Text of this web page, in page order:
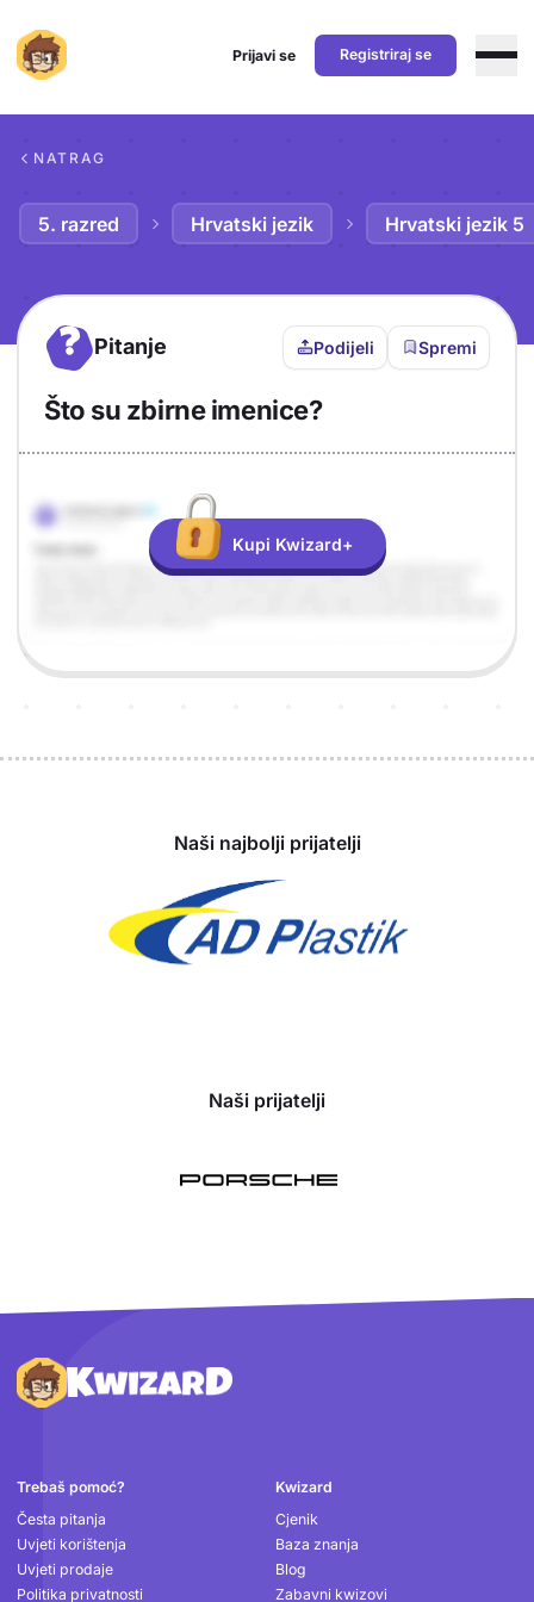
Prijavi se Registriraj se
NATRAG
5. razred Hrvatski jezik Hrvatski jezik 5
? Pitanje Podijeli Spremi
Što su zbirne imenice?
Odgovor
Objašnjenje
Kupi Kwizard+
Naši najbolji prijatelji
Naši prijatelji
Podnožje
Trebaš pomoć?
Česta pitanja
Uvjeti korištenja
Uvjeti prodaje
Politika privatnosti
Kwizard
Cjenik
Baza znanja
Blog
Zabavni kwizovi